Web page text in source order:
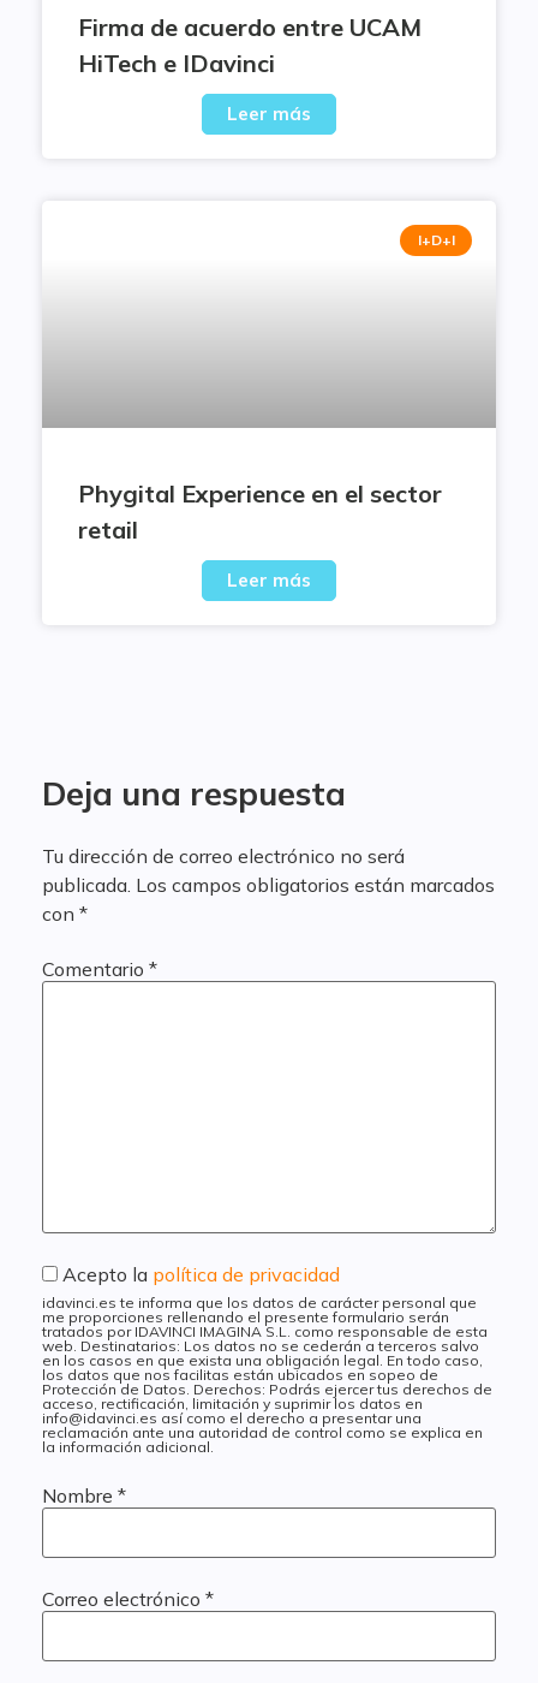
Firma de acuerdo entre UCAM
HiTech e IDavinci
Leer más
I+D+I
Phygital Experience en el sector
retail
Leer más
Deja una respuesta
Tu dirección de correo electrónico no será
publicada. Los campos obligatorios están marcados
con *
Comentario *
Acepto la política de privacidad
idavinci.es te informa que los datos de carácter personal que
me proporciones rellenando el presente formulario serán
tratados por IDAVINCI IMAGINA S.L. como responsable de esta
web. Destinatarios: Los datos no se cederán a terceros salvo
en los casos en que exista una obligación legal. En todo caso,
los datos que nos facilitas están ubicados en sopeo de
Protección de Datos. Derechos: Podrás ejercer tus derechos de
acceso, rectificación, limitación y suprimir los datos en
info@idavinci.es así como el derecho a presentar una
reclamación ante una autoridad de control como se explica en
la información adicional.
Nombre *
Correo electrónico *